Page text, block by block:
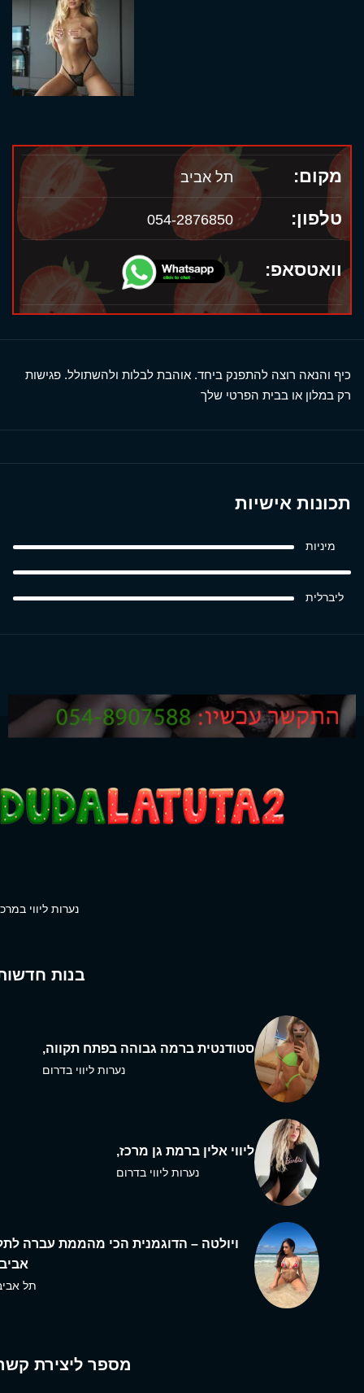
מקום: תל אביב
טלפון: 054-2876850
וואטסאפ:
כיף והנאה רוצה להתפנק ביחד. אוהבת לבלות ולהשתולל. פגישות
רק במלון או בבית הפרטי שלך
תכונות אישיות
מיניות
ליברלית
נערות ליווי
בנות
סטודנטית ברמה גבוהה בפתח תקווה,
נערות ליווי בדרום
ליווי אלין ברמת גן מרכז,
נערות ליווי בדרום
ויולטה – הדוגמנית הכי מהממת עברה
תל
מספר ליצירת